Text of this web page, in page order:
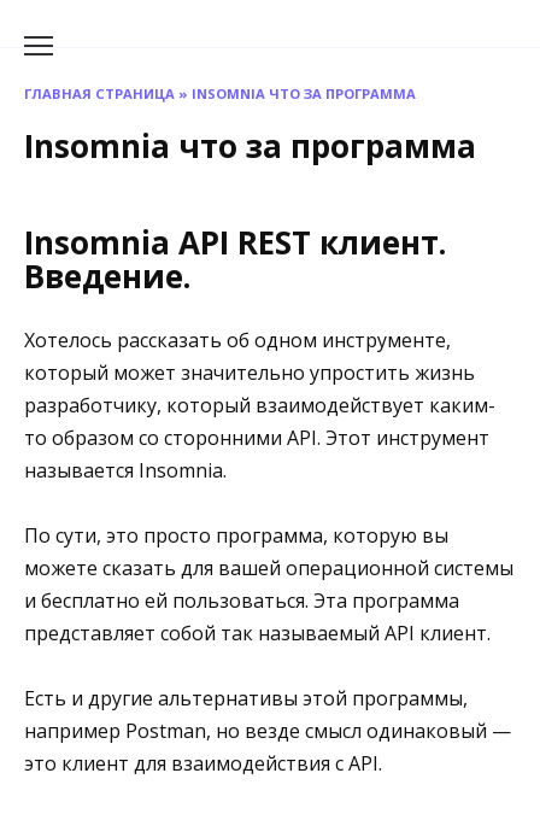
ГЛАВНАЯ СТРАНИЦА » INSOMNIA ЧТО ЗА ПРОГРАММА
Insomnia что за программа
Insomnia API REST клиент.
Введение.
Хотелось рассказать об одном инструменте,
который может значительно упростить жизнь
разработчику, который взаимодействует каким-
то образом со сторонними API. Этот инструмент
называется Insomnia.
По сути, это просто программа, которую вы
можете сказать для вашей операционной системы
и бесплатно ей пользоваться. Эта программа
представляет собой так называемый API клиент.
Есть и другие альтернативы этой программы,
например Postman, но везде смысл одинаковый —
это клиент для взаимодействия с API.